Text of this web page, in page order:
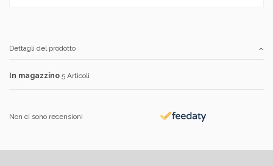
Dettagli del prodotto
In magazzino 5 Articoli
Non ci sono recensioni